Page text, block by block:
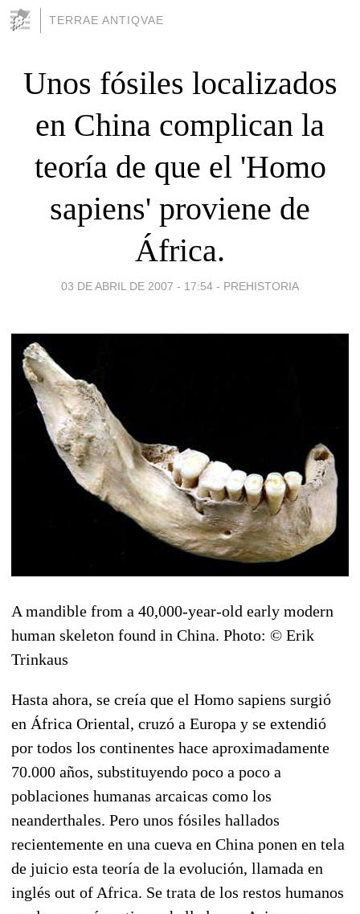
TERRAE ANTIQVAE
Unos fósiles localizados
en China complican la
teoría de que el 'Homo
sapiens' proviene de
África.
03 DE ABRIL DE 2007 - 17:54 - PREHISTORIA
A mandible from a 40,000-year-old early modern
human skeleton found in China. Photo: © Erik
Trinkaus
Hasta ahora, se creía que el Homo sapiens surgió
en África Oriental, cruzó a Europa y se extendió
por todos los continentes hace aproximadamente
70.000 años, substituyendo poco a poco a
poblaciones humanas arcaicas como los
neanderthales. Pero unos fósiles hallados
recientemente en una cueva en China ponen en tela
de juicio esta teoría de la evolución, llamada en
inglés out of Africa. Se trata de los restos humanos